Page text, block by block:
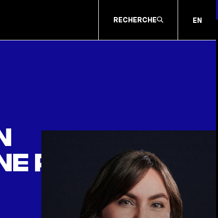
RECHERCHE EN
peine